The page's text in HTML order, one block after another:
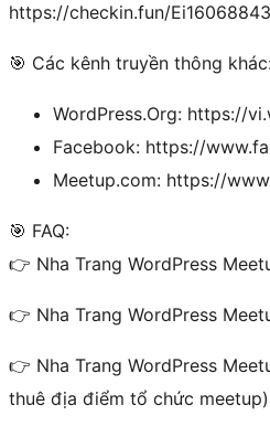
https://checkin.fun/
🎯 Các kênh truyền thông
WordPress.Org: https://
Facebook: https://
Meetup.com: https://
🎯 FAQ:
👉 Nha Trang WordPress
👉 Nha Trang WordPress
👉 Nha Trang WordPress
thuê địa điểm tổ chức meetup)